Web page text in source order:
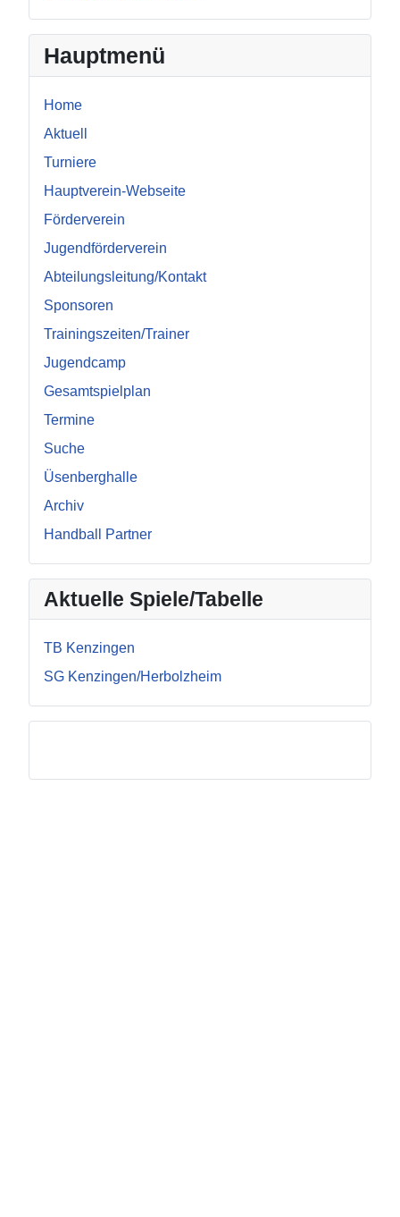
Hauptmenü
Home
Aktuell
Turniere
Hauptverein-Webseite
Förderverein
Jugendförderverein
Abteilungsleitung/Kontakt
Sponsoren
Trainingszeiten/Trainer
Jugendcamp
Gesamtspielplan
Termine
Suche
Üsenberghalle
Archiv
Handball Partner
Aktuelle Spiele/Tabelle
TB Kenzingen
SG Kenzingen/Herbolzheim